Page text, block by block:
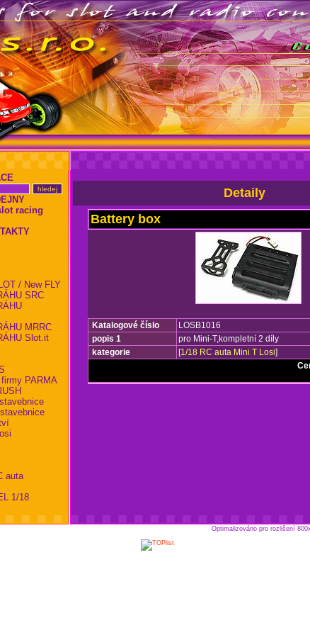
racing
/ New FLY
SRC
MRRC
Slot.it
PARMA
auta
1/18
Detaily
Battery box
Katalogové číslo
LOSB1016
popis 1
pro Mini-T,kompletní 2 díly
kategorie
[1/18 RC auta Mini T Losi]
Optimalizováno pro rozlišení